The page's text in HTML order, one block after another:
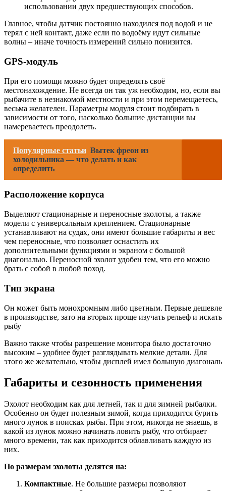
использовании двух предшествующих способов.
Главное, чтобы датчик постоянно находился под водой и не
терял с ней контакт, даже если по водоёму идут сильные
волны – иначе точность измерений сильно понизится.
GPS-модуль
При его помощи можно будет определять своё
местонахождение. Не всегда он так уж необходим, но, если вы
рыбачите в незнакомой местности и при этом перемещаетесь,
весьма желателен. Параметры модуля стоит подбирать в
зависимости от того, насколько большие дистанции вы
намереваетесь преодолеть.
Популярные статьи Вытек фреон из
холодильника — что делать и как
определить
Расположение корпуса
Выделяют стационарные и переносные эхолоты, а также
модели с универсальным креплением. Стационарные
устанавливают на судах, они имеют большие габариты и вес
чем переносные, что позволяет оснастить их
дополнительными функциями и экраном с большой
диагональю. Переносной эхолот удобен тем, что его можно
брать с собой в любой поход.
Тип экрана
Он может быть монохромным либо цветным. Первые дешевле
в производстве, зато на вторых проще изучать рельеф и искать
рыбу
Важно также чтобы разрешение монитора было достаточно
высоким – удобнее будет разглядывать мелкие детали. Для
этого же желательно, чтобы дисплей имел большую диагональ
Габариты и сезонность применения
Эхолот необходим как для летней, так и для зимней рыбалки.
Особенно он будет полезным зимой, когда приходится бурить
много лунок в поисках рыбы. При этом, никогда не знаешь, в
какой из лунок можно начинать ловить рыбу, что отбирает
много времени, так как приходится облавливать каждую из
них.
По размерам эхолоты делятся на:
Компактные. Не большие размеры позволяют